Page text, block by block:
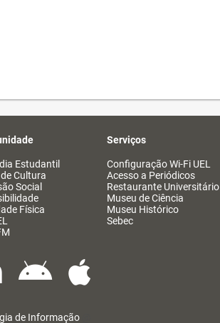
Estudantil
Cultura
Social
Física
Serviços
Configuração Wi-Fi UEL
Acesso a Periódicos
Restaurante Universitário
Museu de Ciência
Museu Histórico
Sebec
de Informação